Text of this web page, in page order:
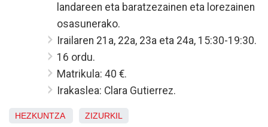
landareen eta baratzezainen eta lorezainen
osasunerako.
Irailaren 21a, 22a, 23a eta 24a, 15:30-19:30.
16 ordu.
Matrikula: 40 €.
Irakaslea: Clara Gutierrez.
HEZKUNTZA ZIZURKIL